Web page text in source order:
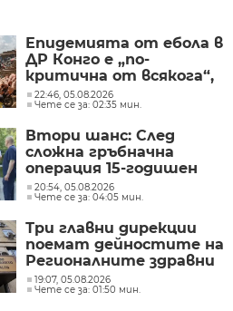
Епидемията от ебола в
ДР Конго е „по-
критична от всякога“,
съобщиха от „Лекари
без граници“
22:46, 05.08.2026
Чете се за: 02:35 мин.
Втори шанс: След
сложна гръбначна
операция 15-годишен
състезател по борба
отново е на крака
20:54, 05.08.2026
Чете се за: 04:05 мин.
Три главни дирекции
поемат дейностите на
Регионалните здравни
инспекции
19:07, 05.08.2026
Чете се за: 01:50 мин.